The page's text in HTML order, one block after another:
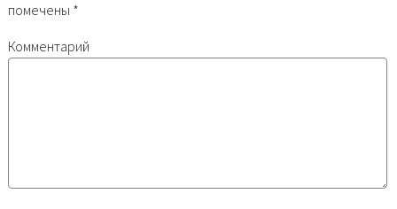
помечены *
Комментарий